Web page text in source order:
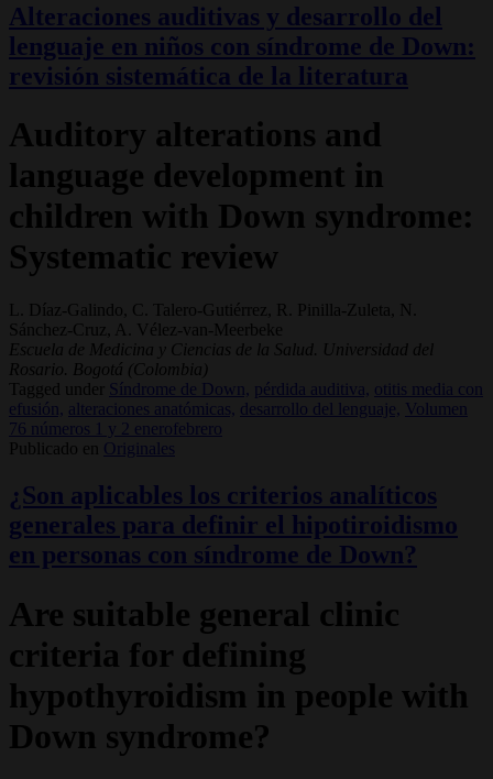
Alteraciones auditivas y desarrollo del
lenguaje en niños con síndrome de Down:
revisión sistemática de la literatura
Auditory alterations and
language development in
children with Down syndrome:
Systematic review
L. Díaz-Galindo, C. Talero-Gutiérrez, R. Pinilla-Zuleta, N.
Sánchez-Cruz, A. Vélez-van-Meerbeke
Escuela de Medicina y Ciencias de la Salud. Universidad del
Rosario. Bogotá (Colombia)
Tagged under
Síndrome de Down, pérdida auditiva, otitis media con
efusión, alteraciones anatómicas, desarrollo del lenguaje, Volumen
76 números 1 y 2 enerofebrero
Publicado en Originales
¿Son aplicables los criterios analíticos
generales para definir el hipotiroidismo
en personas con síndrome de Down?
Are suitable general clinic
criteria for defining
hypothyroidism in people with
Down syndrome?